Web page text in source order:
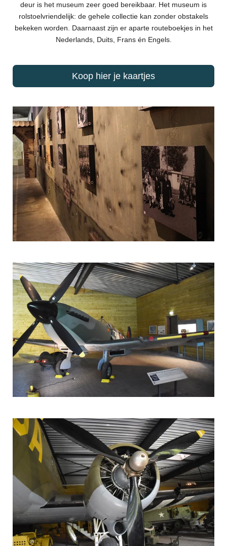
deur is het museum zeer goed bereikbaar. Het museum is
rolstoelvriendelijk: de gehele collectie kan zonder obstakels
bekeken worden. Daarnaast zijn er aparte routeboekjes in het
Nederlands, Duits, Frans én Engels.
Koop hier je kaartjes